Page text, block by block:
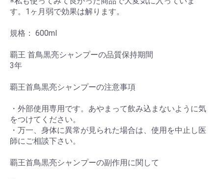
す。1ヶ月弱で効果は解ります。
規格： 600ml
覇王 首鳥黒亮シャンプーの品質保持期間
3年
覇王首鳥黒亮シャンプーの注意事項
・外部使用専用です。あやまって飲み込まないように気
をつけてください。
・万一、身体に異常が見られた場合は、使用を中止し医
師にご相談下さい。
覇王首鳥黒亮シャンプーの副作用に関して